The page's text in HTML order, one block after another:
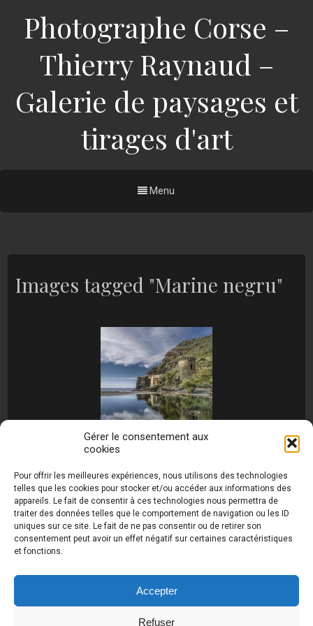
Gérer le consentement aux
cookies
Pour offrir les meilleures expériences, nous utilisons des technologies
telles que les cookies pour stocker et/ou accéder aux informations des
appareils. Le fait de consentir à ces technologies nous permettra de
traiter des données telles que le comportement de navigation ou les ID
uniques sur ce site. Le fait de ne pas consentir ou de retirer son
consentement peut avoir un effet négatif sur certaines caractéristiques
et fonctions.
Accepter
Refuser
Photographe Corse –
Thierry Raynaud –
Galerie de paysages et
tirages d'art
Menu
Images tagged "Marine negru"
raynaud.com ©
Toutes les photos de ce site sont
la propriété de l'auteur et sont protégées par le